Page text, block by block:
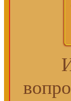
И